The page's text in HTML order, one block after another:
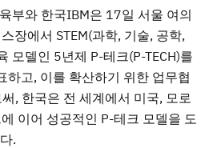
부와 한국IBM은 17일 서울 여의
장에서 STEM(과학, 기술, 공학,
모델인 5년제 P-테크(P-TECH)를
고, 이를 확산하기 위한 업무협
, 한국은 전 세계에서 미국, 모로
이어 성공적인 P-테크 모델을 도
.